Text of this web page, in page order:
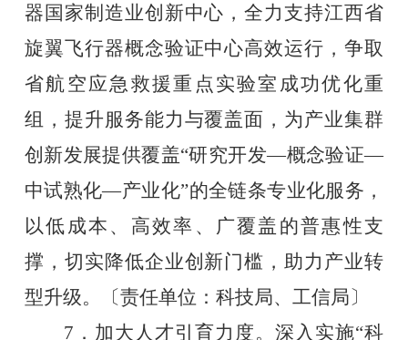
器国家制造业创新中心，全力支持江西省
旋翼飞行器概念验证中心高效运行，争取
省航空应急救援重点实验室成功优化重
组，提升服务能力与覆盖面，为产业集群
创新发展提供覆盖“研究开发—概念验证—
中试熟化—产业化”的全链条专业化服务，
以低成本、高效率、广覆盖的普惠性支
撑，切实降低企业创新门槛，助力产业转
型升级。〔责任单位：科技局、工信局〕
7．加大人才引育力度。深入实施“科